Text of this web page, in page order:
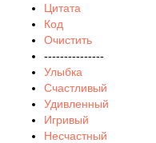
Цитата
Код
Очистить
---------------
Улыбка
Счастливый
Удивленный
Игривый
Несчастный